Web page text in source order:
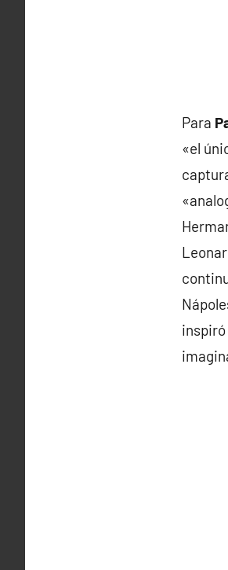
Para
«el
inspiró